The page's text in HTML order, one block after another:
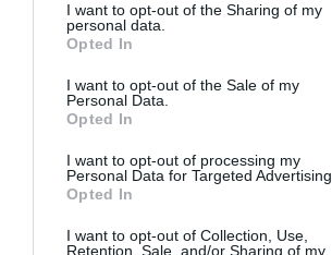
I want to opt-out of the Sharing of my
personal data.
Opted In
I want to opt-out of the Sale of my
Personal Data.
Opted In
I want to opt-out of processing my
Personal Data for Targeted Advertising.
Opted In
I want to opt-out of Collection, Use,
Retention, Sale, and/or Sharing of my
Lchrisa commenté :
tu sais que dans ton propre pays
France” , il y a une dictature
qu’une députée LFI a interdit
Bretagne il y quelques jours en
qu’en mangeant un certain types
demandais si nous continuons à